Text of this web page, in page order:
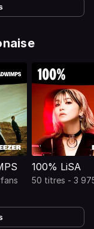
100% LiSA
50 titres - 3